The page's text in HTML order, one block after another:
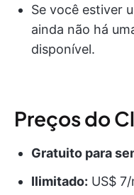
Se você estiver
ainda não há
disponível.
Preços do
Gratuito para
Ilimitado: US$